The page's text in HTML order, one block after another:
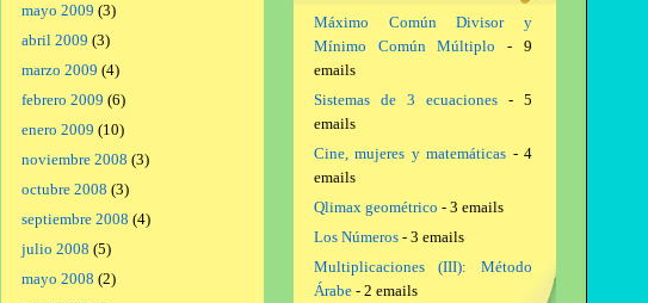
mayo 2009 (3)
abril 2009 (3)
marzo 2009 (4)
febrero 2009 (6)
enero 2009 (10)
noviembre 2008 (3)
octubre 2008 (3)
septiembre 2008 (4)
julio 2008 (5)
mayo 2008 (2)
Máximo Común Divisor y
Mínimo Común Múltiplo - 9
emails
Sistemas de 3 ecuaciones- 5
emails
Cine, mujeres y matemáticas - 4
emails
Qlimax geométrico - 3 emails
Los Números- 3 emails
Multiplicaciones (III): Método
Árabe- 2 emails